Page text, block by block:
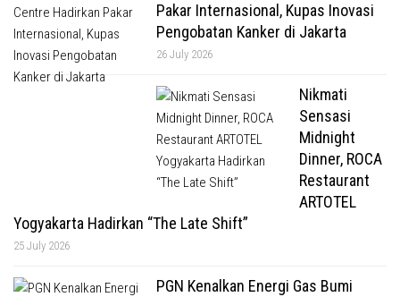
Pakar Internasional, Kupas Inovasi
Pengobatan Kanker di Jakarta
26 July 2026
Nikmati
Sensasi
Midnight
Dinner, ROCA
Restaurant
ARTOTEL
Yogyakarta Hadirkan “The Late Shift”
25 July 2026
PGN Kenalkan Energi Gas Bumi